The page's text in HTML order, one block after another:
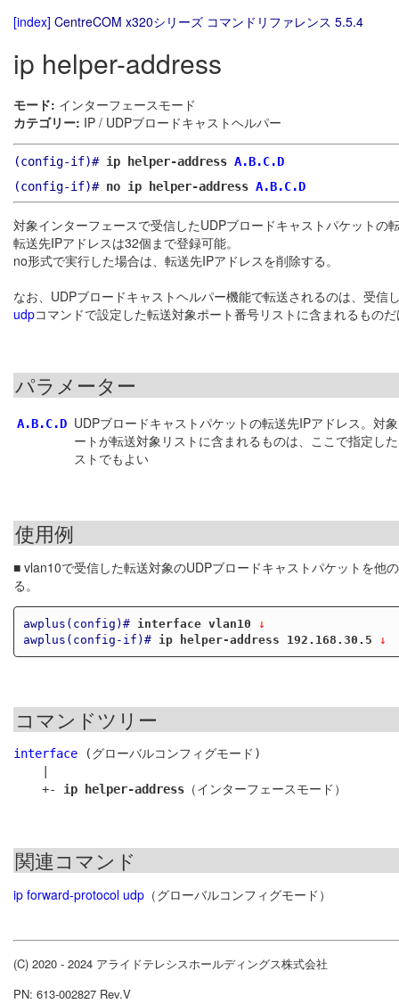
[index] CentreCOM x320シリーズ コマンドリファレンス 5.5.4
ip helper-address
モード: インターフェースモード
カテゴリー: IP / UDPブロードキャストヘルパー
(config-if)# ip helper-address A.B.C.D
(config-if)# no ip helper-address A.B.C.D
対象インターフェースで受信したUDPブロードキャストパケット
転送先IPアドレスは32個まで登録可能。
no形式で実行した場合は、転送先IPアドレスを削除する。
なお、UDPブロードキャストヘルパー機能で転送されるのは、受
udpコマンドで設定した転送対象ポート番号リストに含まれるもの
パラメーター
A.B.C.D UDPブロードキャストパケットの転送先IPアドレス。対
ートが転送対象リストに含まれるものは、ここで指定し
ストでもよい
使用例
■ vlan10で受信した転送対象のUDPブロードキャストパケットを
る。
awplus(config)# interface vlan10 ↓
awplus(config-if)#
ip helper-address 192.168.30.5 ↓
コマンドツリー
interface (グローバルコンフィグモード)
    +-
ip helper-address
関連コマンド
ip forward-protocol udp （グローバルコンフィグモード）
(C) 2020 - 2024 アライドテレシスホールディングス株式会社
PN: 613-002827 Rev.V